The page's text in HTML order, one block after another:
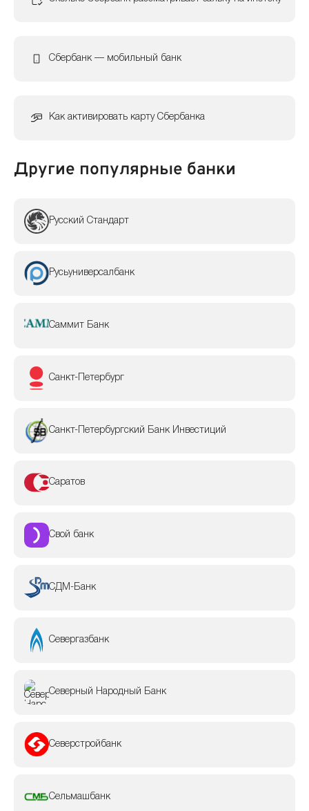
Сбербанк — мобильный банк
Как активировать карту Сбербанка
Другие популярные банки
Русский Стандарт
Русьуниверсалбанк
Саммит Банк
Санкт-Петербург
Санкт-Петербургский Банк Инвестиций
Саратов
Свой банк
СДМ-Банк
Севергазбанк
Северный Народный Банк
Северстройбанк
Сельмашбанк